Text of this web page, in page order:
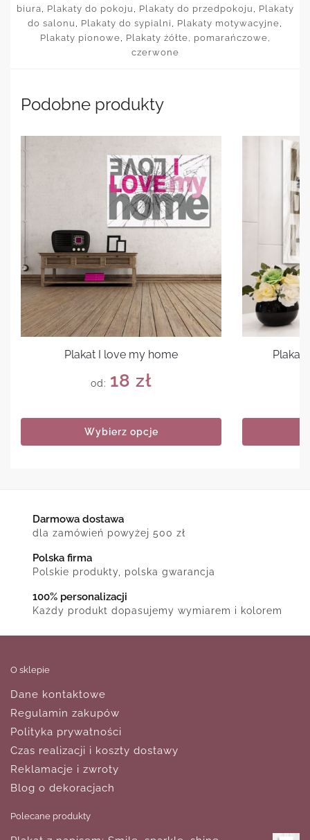
biura
Plakaty do pokoju Plakaty do przedpokoju
Plakaty
do salonu
Plakaty do sypialni Plakaty motywacyjne
Plakaty pionowe
Plakaty żółte, pomarańczowe,
czerwone
Podobne produkty
Plakat I love my home
od: 18 zł
Wybierz opcje
Plakat
Darmowa dostawa
dla zamówień powyżej 500 zł
Polska firma
Polskie produkty, polska gwarancja
100% personalizacji
Każdy produkt dopasujemy wymiarem i kolorem
O sklepie
Dane kontaktowe
Regulamin zakupów
Polityka prywatności
Czas realizacji i koszty dostawy
Reklamacje i zwroty
Blog o dekoracjach
Polecane produkty